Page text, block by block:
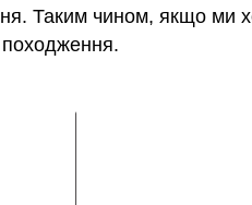
Таким чином, якщо ми
походження.